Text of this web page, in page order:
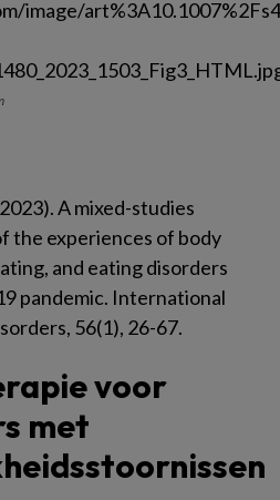
A mixed-studies
the experiences of body
and eating disorders
pandemic. International
56(1), 26-67.
voor
met